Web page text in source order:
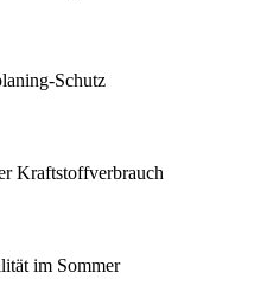
Schutz
Kraftstoffverbrauch
im Sommer